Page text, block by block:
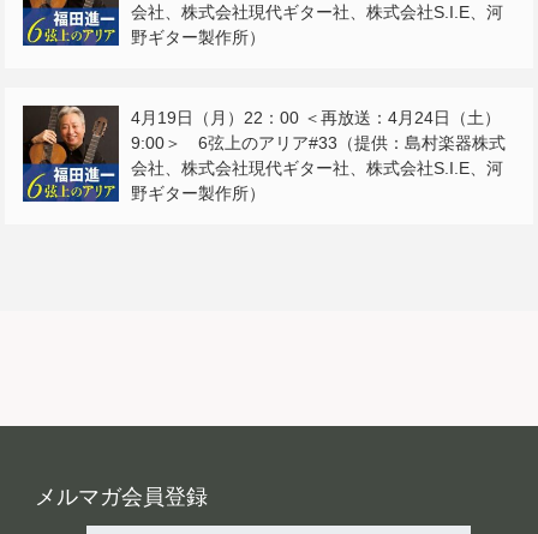
会社、株式会社現代ギター社、株式会社S.I.E、河
野ギター製作所）
4月19日（月）22：00 ＜再放送：4月24日（土）
9:00＞ 6弦上のアリア#33（提供：島村楽器株式
会社、株式会社現代ギター社、株式会社S.I.E、河
野ギター製作所）
メルマガ会員登録